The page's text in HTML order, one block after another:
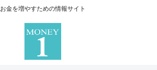
お金を増やすための情報サイト